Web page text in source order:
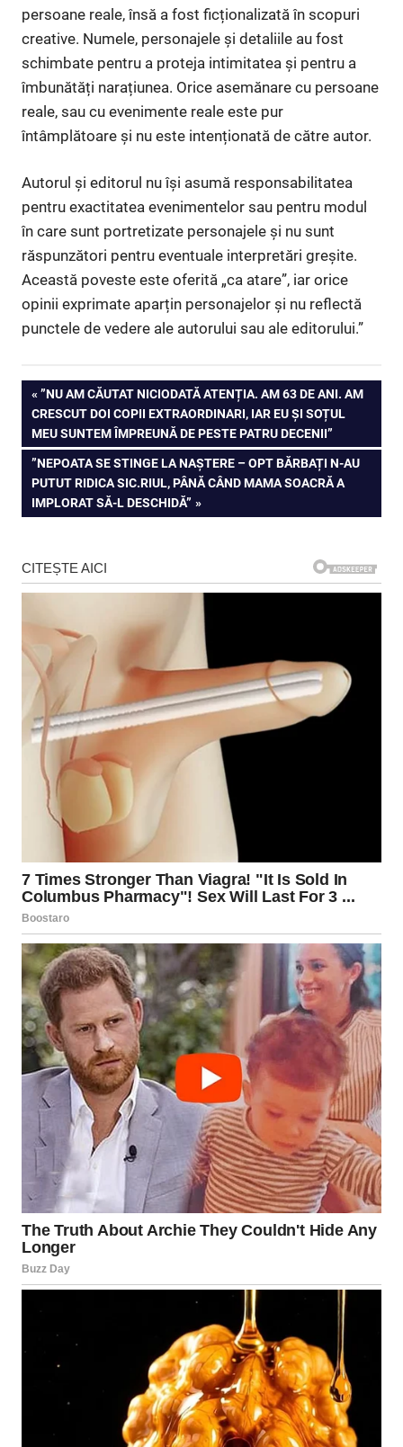
persoane reale, însă a fost ficționalizată în scopuri
creative. Numele, personajele și detaliile au fost
schimbate pentru a proteja intimitatea și pentru a
îmbunătăți narațiunea. Orice asemănare cu persoane
reale, sau cu evenimente reale este pur
întâmplătoare și nu este intenționată de către autor.
Autorul și editorul nu își asumă responsabilitatea
pentru exactitatea evenimentelor sau pentru modul
în care sunt portretizate personajele și nu sunt
răspunzători pentru eventuale interpretări greșite.
Această poveste este oferită „ca atare”, iar orice
opinii exprimate aparțin personajelor și nu reflectă
punctele de vedere ale autorului sau ale editorului.”
Navigare
în
articole
PREVIOUS
POST:
”NU AM CĂUTAT NICIODATĂ ATENȚIA. AM 63 DE ANI. AM
CRESCUT DOI COPII EXTRAORDINARI, IAR EU ȘI SOȚUL
MEU SUNTEM ÎMPREUNĂ DE PESTE PATRU DECENII”
NEXT
POST:
”NEPOATA SE STINGE LA NAȘTERE – OPT BĂRBAȚI N-AU
PUTUT RIDICA SIC.RIUL, PÂNĂ CÂND MAMA SOACRĂ A
IMPLORAT SĂ-L DESCHIDĂ”